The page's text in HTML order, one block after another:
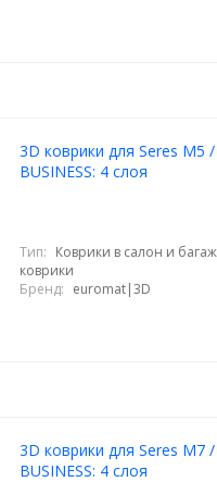
3D коврики для Seres M5
BUSINESS: 4 слоя
Тип: Коврики в салон и
коврики
Бренд: euromat|3D
3D коврики для Seres M7
BUSINESS: 4 слоя